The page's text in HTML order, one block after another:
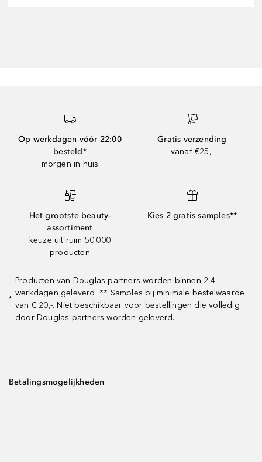
Op werkdagen vóór 22:00
besteld*
morgen in huis
Gratis verzending
vanaf €25,-
Het grootste beauty-
assortiment
keuze uit ruim 50.000
producten
Kies 2 gratis samples**
*
Producten van Douglas-partners worden binnen 2-4
werkdagen geleverd. ** Samples bij minimale bestelwaarde
van € 20,-. Niet beschikbaar voor bestellingen die volledig
door Douglas-partners worden geleverd.
Betalingsmogelijkheden